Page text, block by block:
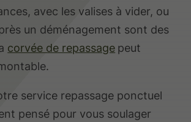
avec les valises à vider, ou
un déménagement sont des
corvée de repassage peut
service repassage ponctuel
pensé pour vous soulager